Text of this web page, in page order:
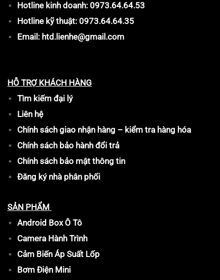
Hotline kinh doanh: 0973.64.64.53
Hotline kỹ thuật: 0973.64.64.35
Email: htd.lienhe@gmail.com
HỖ TRỢ KHÁCH HÀNG
Tìm kiếm đại lý
Liên hệ
Chính sách giao nhận hàng – kiểm tra hàng hóa
Chính sách bảo hành đổi trả
Chính sách bảo mật thông tin
Đăng ký nhà phân phối
SẢN PHẨM
Android Box Ô Tô
Camera Hành Trình
Cảm Biến Áp Suất Lốp
Bơm Điện Mini